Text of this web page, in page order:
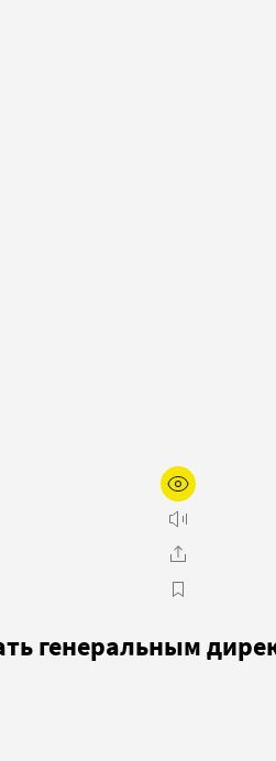
генеральным